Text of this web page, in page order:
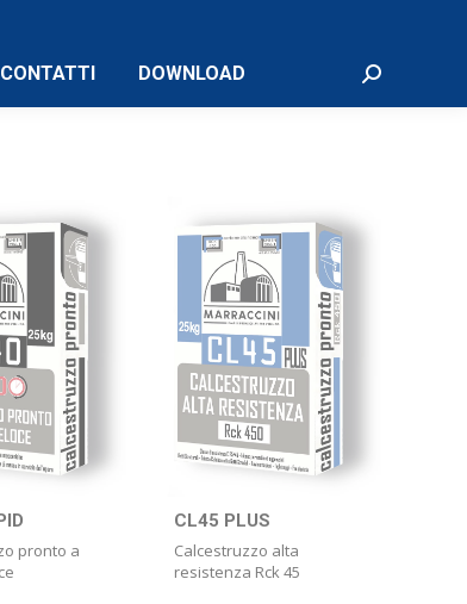
CONTATTI DOWNLOAD Cerca:
pronto a
CL45 PLUS
Calcestruzzo alta
resistenza Rck 45